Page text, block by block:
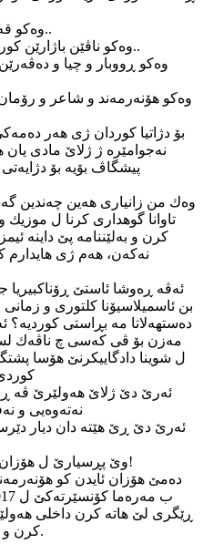
وه‌كو قه‌هوا كوردی كو كرینه‌ قه‌هوا توركی..
وه‌كو ناڤێن باژارێن كوردان كو ب توركی ناڤ لسه‌ر كرینه‌..
وه‌كو ڕووبار و چیا و
وه‌كو هۆنه‌رمه‌ند و شاعر و
بۆ دژاتیا كوردان ژی هه‌ر
نه‌جوامێره‌ ژ ژلاێ مادی
پیشگاڤ بۆیه‌ بۆ
وه‌ك من زانیاری هه‌ین چه‌ندین
تاوانا گوهداری كرنا ل موزیك
كرن و به‌لێننامه‌ پێ داینه‌
نه‌كه‌ن، هه‌م ژی
ئه‌ڤه‌ ڕه‌وشا ئاستێ
بن ئاسمیلاسیۆنا كلتوری و
ده‌ستهه‌لاتا مه‌ بڕاستی
مه‌زن بۆ ڤی كه‌سی چ ناڤه‌ك
ل شوینا دادگاییكرنێ هۆسا
ئه‌رێ دێ ژلاێ هه‌ولێرێ ڤه‌
نه‌ته‌وه‌یی و
ئه‌رێ دێ ڕێ هێته‌ دان دیار
وێ پڕسیارێ ل هۆزان ئایدن بكه‌ن دێ به‌رسڤێ وه‌رگرن!
ده‌مێ هۆزان ئایدن كو
ڕێگری لێ هاته‌ كرن داخلی
كرن و ژ هه‌رێما كوردستانێ هاته‌ ده‌ركرن.